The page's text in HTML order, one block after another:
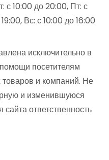
с 10:00 до 20:00, Пт: с
Вс: с 10:00 до 16:00
исключительно в
посетителям
и компаний. Не
и изменившуюся
ответственность